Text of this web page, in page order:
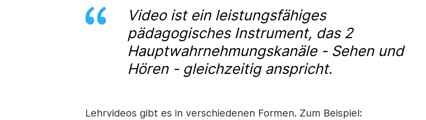
Video ist ein leistungsfähiges
pädagogisches Instrument, das 2
Hauptwahrnehmungskanäle - Sehen und
Hören - gleichzeitig anspricht.
Lehrvideos gibt es in verschiedenen Formen. Zum Beispiel: